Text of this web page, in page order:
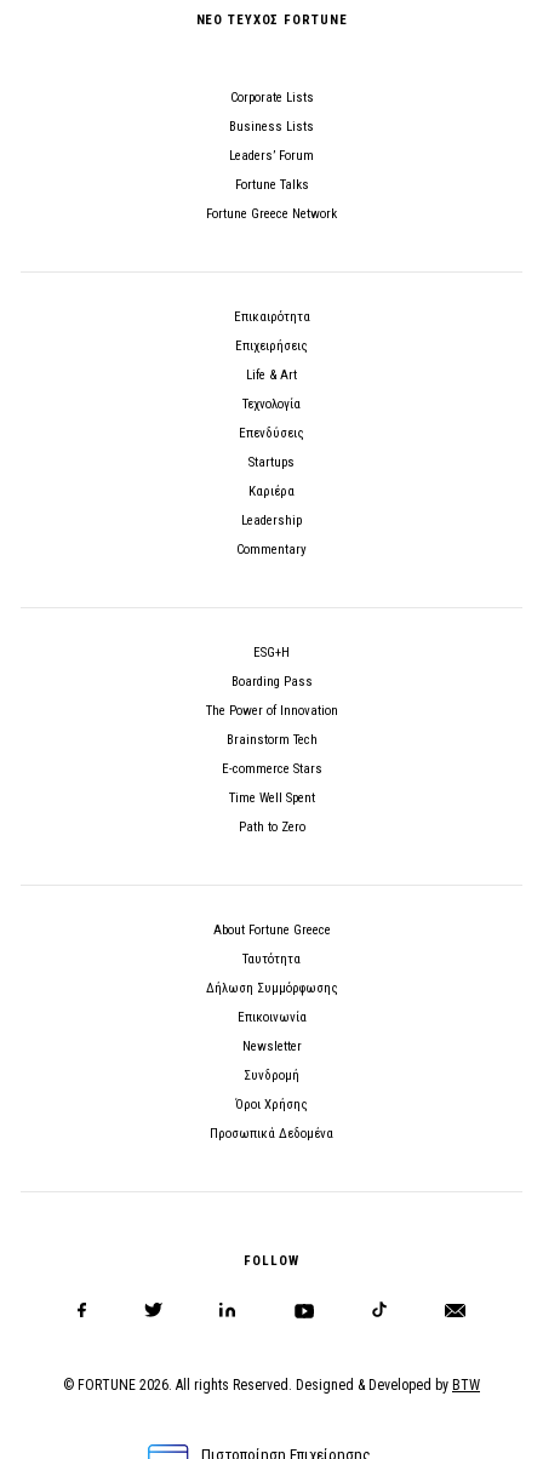
ΝΕΟ ΤΕΥΧΟΣ FORTUNE
Corporate Lists
Business Lists
Leaders’ Forum
Fortune Talks
Fortune Greece Network
Επικαιρότητα
Επιχειρήσεις
Life & Art
Τεχνολογία
Επενδύσεις
Startups
Καριέρα
Leadership
Commentary
ESG+H
Boarding Pass
The Power of Innovation
Brainstorm Tech
E-commerce Stars
Time Well Spent
Path to Zero
About Fortune Greece
Ταυτότητα
Δήλωση Συμμόρφωσης
Επικοινωνία
Newsletter
Συνδρομή
Όροι Χρήσης
Προσωπικά Δεδομένα
FOLLOW
© FORTUNE 2026. All rights Reserved. Designed & Developed by BTW
Πιστοποίηση Επιχείρησης